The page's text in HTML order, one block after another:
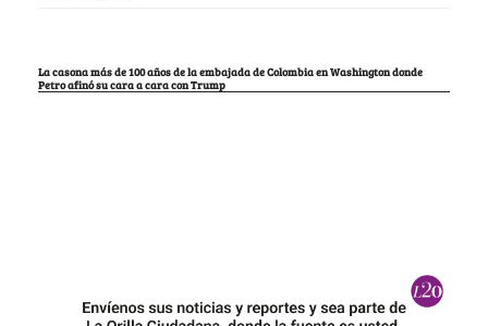
La casona más de 100 años de la embajada de Colombia en Washington donde
Petro afinó su cara a cara con Trump